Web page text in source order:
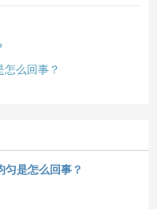
么回事？
匀是怎么回事？